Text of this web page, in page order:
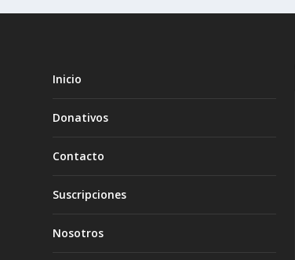
Inicio
Donativos
Contacto
Suscripciones
Nosotros